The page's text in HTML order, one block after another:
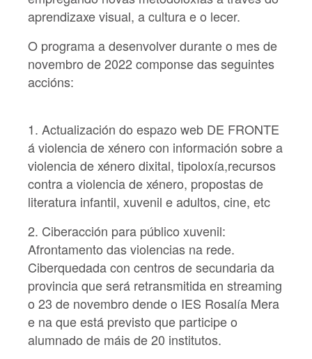
aprendizaxe visual, a cultura e o lecer.
O programa a desenvolver durante o mes de
novembro de 2022 componse das seguintes
accións:
1. Actualización do espazo web DE FRONTE
á violencia de xénero con información sobre a
violencia de xénero dixital, tipoloxía,recursos
contra a violencia de xénero, propostas de
literatura infantil, xuvenil e adultos, cine, etc
2. Ciberacción para público xuvenil:
Afrontamento das violencias na rede.
Ciberquedada con centros de secundaria da
provincia que será retransmitida en streaming
o 23 de novembro dende o IES Rosalía Mera
e na que está previsto que participe o
alumnado de máis de 20 institutos.